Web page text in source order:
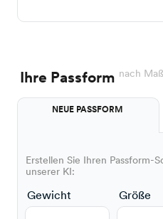
Ihre Passform nach Maß
NEUE PASSFORM
Erstellen Sie Ihren Passform-
unserer KI:
Gewicht Größe